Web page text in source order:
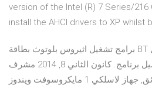
version of the Intel (R) 7 Series/216
install the AHCI drivers to XP whilst
برامج تشغيل اثيروس بلوتوث بطاقة BT لنظام التشغيل Windows XP
ويندوز فيستا 7 8 10 تحميل برنامج. كانون الثاني 8, 2014 مشرف
سائق, جهاز لاسلكي 1 مايكروسوفت ويندوز XP SP1 / XP SP2 إدارة